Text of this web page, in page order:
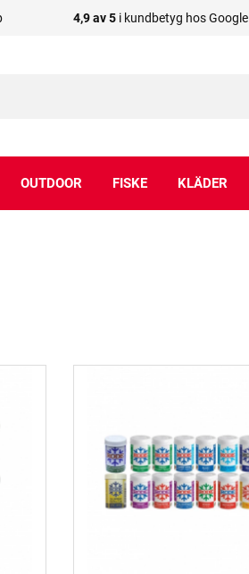
4,9 av 5 i kundbetyg hos Google
OUTDOOR FISKE KLÄDER